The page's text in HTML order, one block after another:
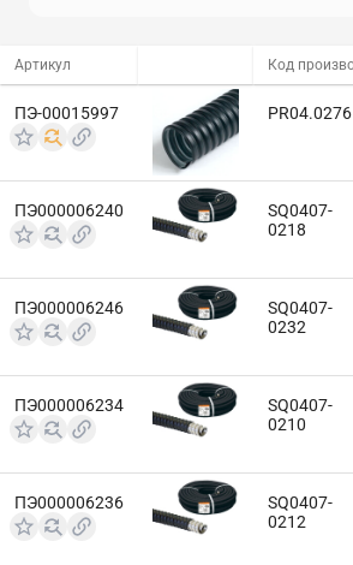
Артикул
ПЭ-00015997 PR04.0276
ПЭ000006240
SQ0407-
0218
ПЭ000006246
SQ0407-
0232
ПЭ000006234
SQ0407-
0210
ПЭ000006236
SQ0407-
0212